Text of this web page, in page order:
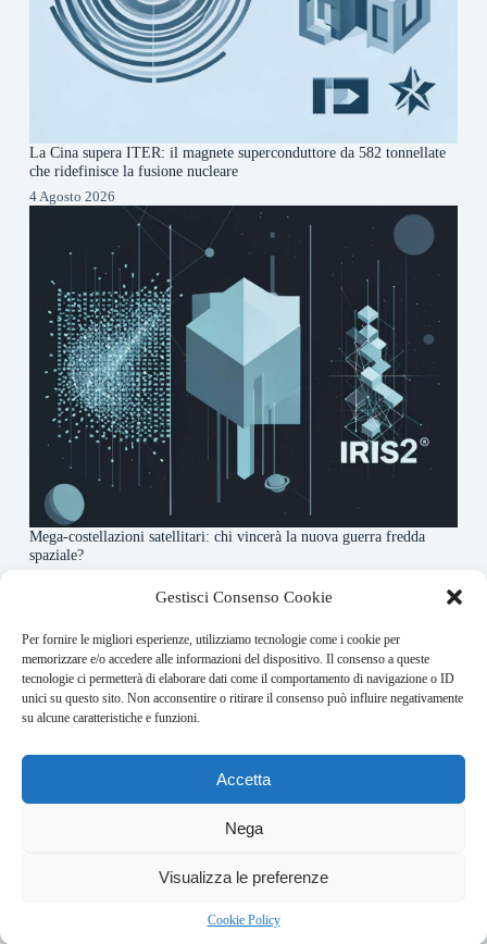
Gestisci Consenso Cookie
Per fornire le migliori esperienze, utilizziamo tecnologie come i cookie per
memorizzare e/o accedere alle informazioni del dispositivo. Il consenso a queste
tecnologie ci permetterà di elaborare dati come il comportamento di navigazione o ID
unici su questo sito. Non acconsentire o ritirare il consenso può influire negativamente
su alcune caratteristiche e funzioni.
Accetta
Nega
Visualizza le preferenze
Cookie Policy
La Cina supera ITER: il magnete superconduttore da 582 tonnellate
che ridefinisce la fusione nucleare
4 Agosto 2026
Mega-costellazioni satellitari: chi vincerà la nuova guerra fredda
spaziale?
About this website
Orbitare ogni giorno trova per te le notizie più rilevanti in
ambito space economy.
Address:
VIA USODIMARE 3 - 37138 - VERONA (VR)
redazione@bullet-network.com
bullet-network.com
Bullet - Dynamic Solutions Srl P.IVA 02954300238 – REA